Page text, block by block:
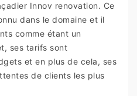
Innov renovation. Ce
dans le domaine et il
comme étant un
ses tarifs sont
et en plus de cela, ses
de clients les plus